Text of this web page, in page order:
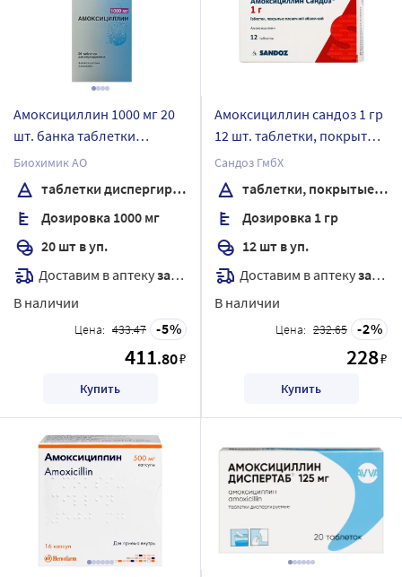
Амоксициллин 1000 мг 20
шт. банка таблетки
диспергируемые
Биохимик АО
таблетки диспергируемые
Дозировка 1000 мг
20 шт в уп.
Доставим в аптекузавтра
В наличии
Цена: 433.47 5
411.80₽
Купить
Амоксициллин сандоз 1 гр
12 шт. таблетки, покрытые
пленочной оболочкой
Сандоз ГмбХ
таблетки, покрытые пленочной оболочкой
Дозировка 1 гр
12 шт в уп.
Доставим в аптекузавтра
В наличии
Цена: 232.65 2
228₽
Купить